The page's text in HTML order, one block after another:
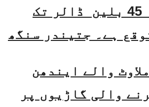
سالوں میں 45 بلین ڈالر تک
ہے۔ جتیندر سنگھ
والے ایندھن
والی گاڑیوں پر